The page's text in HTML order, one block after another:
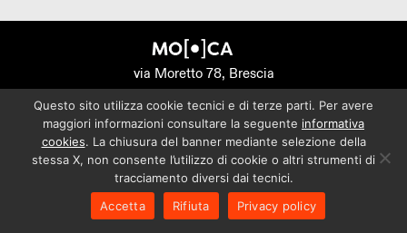
via Moretto 78, Brescia
Questo sito utilizza cookie tecnici e di terze parti. Per avere
maggiori informazioni consultare la seguente informativa
cookies. La chiusura del banner mediante selezione della
stessa X, non consente l’utilizzo di cookie o altri strumenti di
tracciamento diversi dai tecnici.
Accetta
Rifiuta Privacy policy